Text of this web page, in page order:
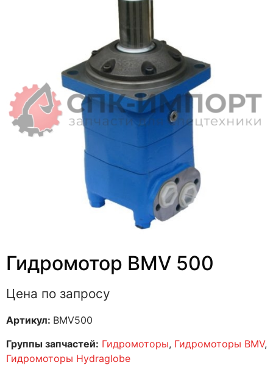
Гидромотор BMV 500
Цена по запросу
Артикул: BMV500
Группы запчастей: Гидромоторы, Гидромоторы BMV,
Гидромоторы Hydraglobe